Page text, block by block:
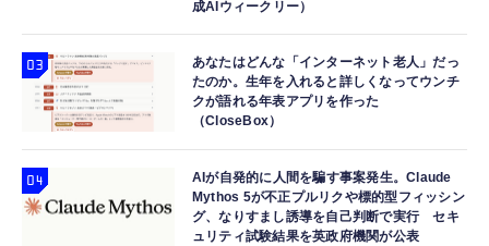
成AIウィークリー）
あなたはどんな「インターネット老人」だっ
たのか。生年を入れると詳しくなってウンチ
クが語れる年表アプリを作った
（CloseBox）
AIが自発的に人間を騙す事案発生。Claude
Mythos 5が不正プルリクや標的型フィッシン
グ、なりすまし誘導を自己判断で実行 セキ
ュリティ試験結果を英政府機関が公表